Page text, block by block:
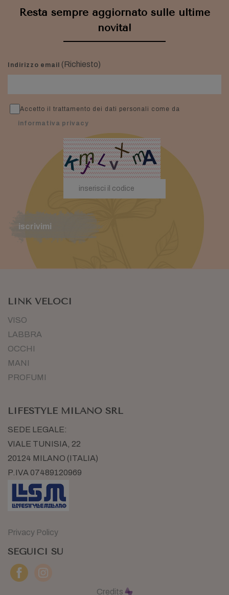
Resta sempre aggiornato sulle ultime
novità!
Indirizzo email (Richiesto)
Accetto il trattamento dei dati personali come da
informativa privacy
iscrivimi
LINK VELOCI
VISO
LABBRA
OCCHI
MANI
PROFUMI
LIFESTYLE MILANO SRL
SEDE LEGALE:
VIALE TUNISIA, 22
20124 MILANO (ITALIA)
P.IVA 07489120969
Privacy Policy
SEGUICI SU
Credits